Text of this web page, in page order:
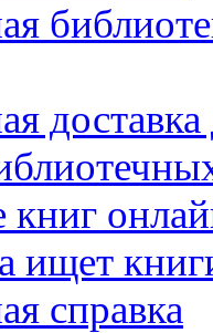
книг
ищет
справка